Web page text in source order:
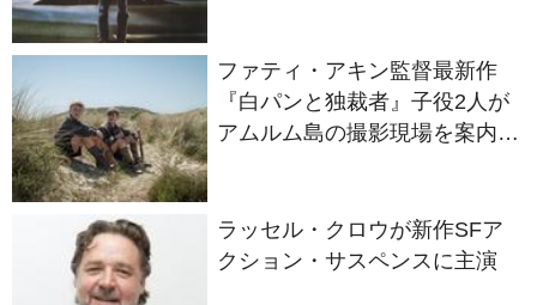
ファティ・アキン監督最新作
『白パンと独裁者』子役2人が
アムルム島の撮影現場を案内！
ラッセル・クロウが新作SFア
クション・サスペンスに主演